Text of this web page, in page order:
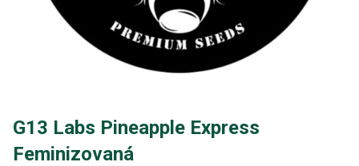
G13 Labs Pineapple Express
Feminizovaná